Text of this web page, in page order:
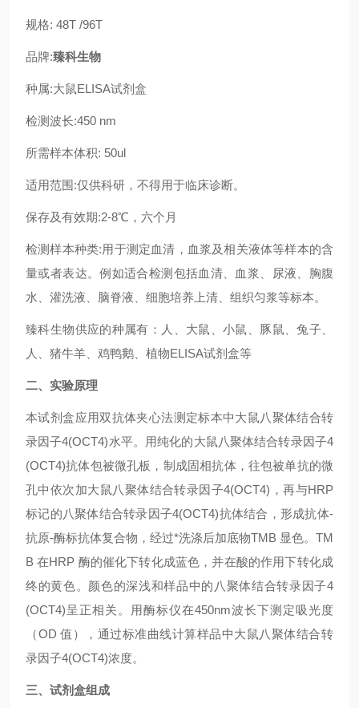
规格: 48T /96T
品牌:臻科生物
种属:大鼠ELISA试剂盒
检测波长:450 nm
所需样本体积: 50ul
适用范围:仅供科研，不得用于临床诊断。
保存及有效期:2-8℃，六个月
检测样本种类:用于测定血清，血浆及相关液体等样本的含
量或者表达。例如适合检测包括血清、血浆、尿液、胸腹
水、灌洗液、脑脊液、细胞培养上清、组织匀浆等标本。
臻科生物供应的种属有：人、大鼠、小鼠、豚鼠、兔子、
人、猪牛羊、鸡鸭鹅、植物ELISA试剂盒等
二、实验原理
本试剂盒应用双抗体夹心法测定标本中大鼠八聚体结合转
录因子4(OCT4)水平。用纯化的大鼠八聚体结合转录因子4
(OCT4)抗体包被微孔板，制成固相抗体，往包被单抗的微
孔中依次加大鼠八聚体结合转录因子4(OCT4) ，再与HRP
标记的八聚体结合转录因子4(OCT4)抗体结合，形成抗体-
抗原-酶标抗体复合物，经过*洗涤后加底物TMB 显色。TM
B 在HRP 酶的催化下转化成蓝色，并在酸的作用下转化成
终的黄色。颜色的深浅和样品中的 八聚体结合转录因子4
(OCT4)呈正相关。用酶标仪在450nm波长下测定吸光度
（OD 值），通过标准曲线计算样品中大鼠八聚体结合转
录因子4(OCT4)浓度。
三、试剂盒组成